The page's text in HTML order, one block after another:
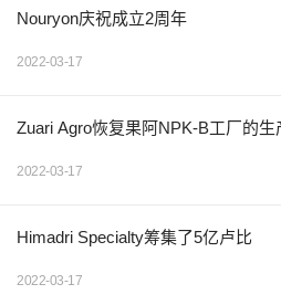
Nouryon庆祝成立2周年
2022-03-17
Zuari Agro恢复果阿NPK-B工厂的生
2022-03-17
Himadri Specialty筹集了5亿卢比
2022-03-17